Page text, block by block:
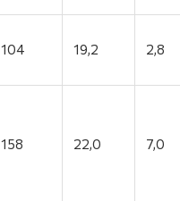
104 19,2 2,8
158 22,0 7,0